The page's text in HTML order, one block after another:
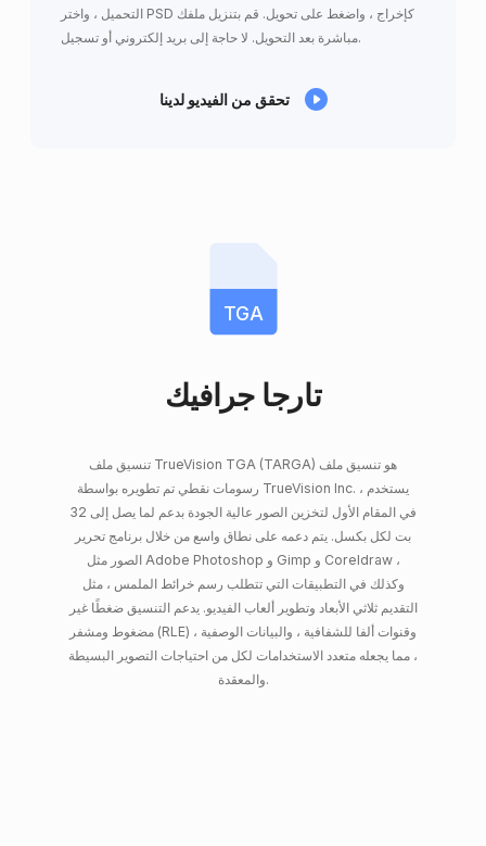
التحميل ، واختر PSD كإخراج ، واضغط على تحويل. قم بتنزيل ملفك
مباشرة بعد التحويل. لا حاجة إلى بريد إلكتروني أو تسجيل.
تحقق من الفيديو لدينا
TGA
تارجا جرافيك
تنسيق ملف TrueVision TGA (TARGA) هو تنسيق ملف
رسومات نقطي تم تطويره بواسطة TrueVision Inc. ، يستخدم
في المقام الأول لتخزين الصور عالية الجودة بدعم لما يصل إلى 32
بت لكل بكسل. يتم دعمه على نطاق واسع من خلال برنامج تحرير
الصور مثل Adobe Photoshop و Gimp و Coreldraw ،
وكذلك في التطبيقات التي تتطلب رسم خرائط الملمس ، مثل
التقديم ثلاثي الأبعاد وتطوير ألعاب الفيديو. يدعم التنسيق ضغطًا غير
مضغوط ومشفر (RLE) ، وقنوات ألفا للشفافية ، والبيانات الوصفية
، مما يجعله متعدد الاستخدامات لكل من احتياجات التصوير البسيطة
والمعقدة.